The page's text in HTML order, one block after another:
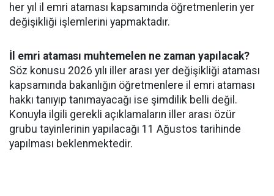
her yıl il emri ataması kapsamında öğretmenlerin yer
değişikliği işlemlerini yapmaktadır.
İl emri ataması muhtemelen ne zaman yapılacak?
Söz konusu 2026 yılı iller arası yer değişikliği ataması
kapsamında bakanlığın öğretmenlere il emri ataması
hakkı tanıyıp tanımayacağı ise şimdilik belli değil.
Konuyla ilgili gerekli açıklamaların iller arası özür
grubu tayinlerinin yapılacağı 11 Ağustos tarihinde
yapılması beklenmektedir.